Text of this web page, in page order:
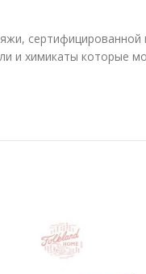
сертифицированной
и химикаты которые